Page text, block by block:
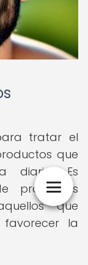
tratar el
que
diaria. Es
productos
que
la